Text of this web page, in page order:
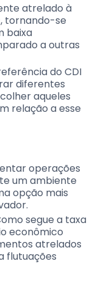
atrelado à
tornando-se
baixa
a outras
do CDI
diferentes
aqueles
relação a esse
operações
um ambiente
opção mais
segue a taxa
econômico
atrelados
flutuações